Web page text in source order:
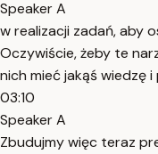
Speaker A
w realizacji zadań, aby
Oczywiście, żeby te
nich mieć jakąś wiedzę
03:10
Speaker A
Zbudujmy więc teraz